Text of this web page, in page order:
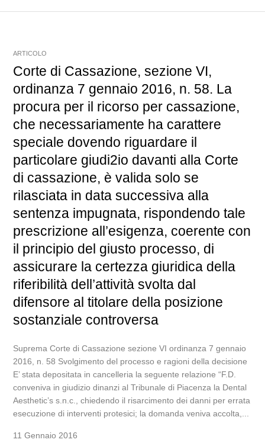
ARTICOLO
Corte di Cassazione, sezione VI,
ordinanza 7 gennaio 2016, n. 58. La
procura per il ricorso per cassazione,
che necessariamente ha carattere
speciale dovendo riguardare il
particolare giudi2io davanti alla Corte
di cassazione, è valida solo se
rilasciata in data successiva alla
sentenza impugnata, rispondendo tale
prescrizione all’esigenza, coerente con
il principio del giusto processo, di
assicurare la certezza giuridica della
riferibilità dell’attività svolta dal
difensore al titolare della posizione
sostanziale controversa
Suprema Corte di Cassazione sezione VI ordinanza 7 gennaio
2016, n. 58 Svolgimento del processo e ragioni della decisione
E’ stata depositata in cancelleria la seguente relazione “F.D.
conveniva in giudizio dinanzi al Tribunale di Piacenza la Dental
Aesthetic’s s.n.c., chiedendo il risarcimento dei danni per errata
esecuzione di interventi protesici; la domanda veniva accolta,...
11 Gennaio 2016